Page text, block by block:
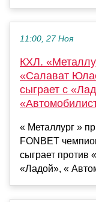
11:00, 27 Ноя
КХЛ.
«Салават
сыграет с
« Металлург »
FONBET
сыграет против
«Ладой», «